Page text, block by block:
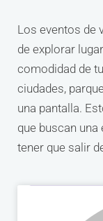
Los eventos de
de explorar
comodidad de
ciudades,
una pantalla.
que buscan
tener que salir